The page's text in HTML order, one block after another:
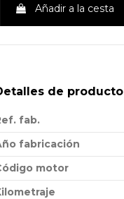
Añadir a la cesta
de producto
fab.
fabricación
motor